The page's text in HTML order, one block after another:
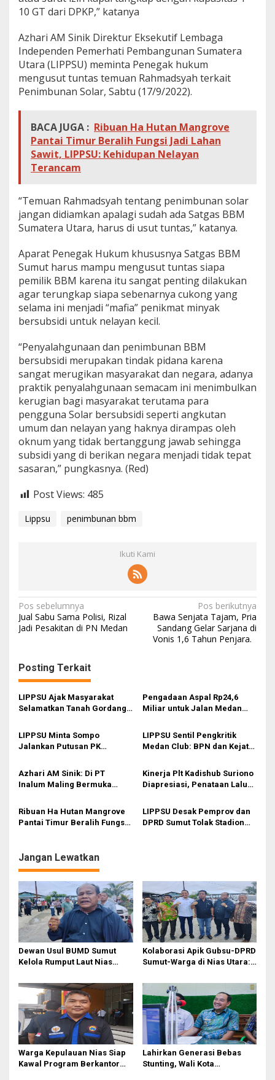
10 GT dari DPKP,” katanya
Azhari AM Sinik Direktur Eksekutif Lembaga
Independen Pemerhati Pembangunan Sumatera
Utara (LIPPSU) meminta Penegak hukum
mengusut tuntas temuan Rahmadsyah terkait
Penimbunan Solar, Sabtu (17/9/2022).
BACA JUGA : Ribuan Ha Hutan Mangrove
Pantai Timur Beralih Fungsi Jadi Lahan
Sawit, LIPPSU: Kehidupan Nelayan
Terancam
“Temuan Rahmadsyah tentang penimbunan solar
jangan didiamkan apalagi sudah ada Satgas BBM
Sumatera Utara, harus di usut tuntas,” katanya.
Aparat Penegak Hukum khususnya Satgas BBM
Sumut harus mampu mengusut tuntas siapa
pemilik BBM karena itu sangat penting dilakukan
agar terungkap siapa sebenarnya cukong yang
selama ini menjadi “mafia” penikmat minyak
bersubsidi untuk nelayan kecil.
“Penyalahgunaan dan penimbunan BBM
bersubsidi merupakan tindak pidana karena
sangat merugikan masyarakat dan negara, adanya
praktik penyalahgunaan semacam ini menimbulkan
kerugian bagi masyarakat terutama para
pengguna Solar bersubsidi seperti angkutan
umum dan nelayan yang haknya dirampas oleh
oknum yang tidak bertanggung jawab sehingga
subsidi yang di berikan negara menjadi tidak tepat
sasaran,” pungkasnya. (Red)
Post Views: 485
Lippsu penimbunan bbm
Ikuti Kami
N
a
i
g
a
s
i
p
s
Pos sebelumnya
Jual Sabu Sama Polisi, Rizal
Jadi Pesakitan di PN Medan
Pos berikutnya
Bawa Senjata Tajam, Pria
Sandang Gelar Sarjana di
Vonis 1,6 Tahun Penjara.
Posting Terkait
LIPPSU Ajak Masyarakat
Selamatkan Tanah Gordang
Stop, Sebelum Alam Murka!
Pengadaan Aspal Rp24,6
Miliar untuk Jalan Medan
Kejanggalan dalam E-
Purchasing
LIPPSU Minta Sompo
Jalankan Putusan PK
LIPPSU Sentil Pengkritik
Medan Club: BPN dan Kejati
Clear
Azhari AM Sinik: Di PT
Inalum Maling Bermuka
Kinerja Plt Kadishub Suriono
Diapresiasi, Penataan Lalu
Ribuan Ha Hutan Mangrove
Pantai Timur Beralih Fungsi
Terancam
LIPPSU Desak Pemprov dan
DPRD Sumut Tolak Stadion
Jangan Lewatkan
Dewan Usul BUMD Sumut
Kelola Rumput Laut Nias
Kolaborasi Apik Gubsu-DPRD
Sumut-Warga di Nias Utara:
Akhirnya Diperbaiki
Warga Kepulauan Nias Siap
Kawal Program Berkantor
Lahirkan Generasi Bebas
Stunting, Wali Kota